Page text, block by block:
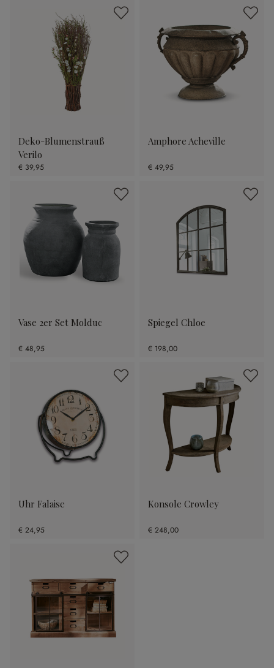
Deko-Blumenstrauß
Verilo
€ 39,95
Amphore Acheville
€ 49,95
Vase 2er Set Molduc
€ 48,95
Spiegel Chloe
€ 198,00
Uhr Falaise
€ 24,95
Konsole Crowley
€ 248,00